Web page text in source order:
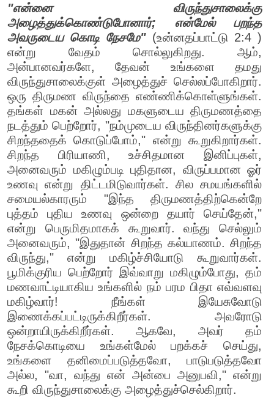
"என்னை விருந்துசாலைக்கு
அழைத்துக்கொண்டுபோனார்; என்மேல் பறந்த
அவருடைய கொடி நேசமே" (உன்னதப்பாட்டு 2:4 )
என்று வேதம் சொல்லுகிறது. ஆம்,
அன்பானவர்களே, தேவன் உங்களை தமது
விருந்துசாலைக்குள் அழைத்துச் செல்லப்போகிறார்.
ஒரு திருமண விருந்தை எண்ணிக்கொள்ளுங்கள்.
தங்கள் மகன் அல்லது மகளுடைய திருமணத்தை
நடத்தும் பெற்றோர், "நம்முடைய விருந்தினர்களுக்கு
சிறந்ததைக் கொடுப்போம்," என்று கூறுகிறார்கள்.
சிறந்த பிரியாணி, உச்சிதமான இனிப்புகள்,
அனைவரும் மகிழும்படி புதிதான, விருப்பமான ஓர்
உணவு என்று திட்டமிடுவார்கள். சில சமயங்களில்
சமையல்காரரும் "இந்த திருமணத்திற்கென்றே
புத்தம் புதிய உணவு ஒன்றை தயார் செய்தேன்,"
என்று பெருமிதமாகக் கூறுவார். வந்து செல்லும்
அனைவரும், "இதுதான் சிறந்த கல்யாணம். சிறந்த
விருந்து," என்று மகிழ்ச்சியோடு கூறுவார்கள்.
பூமிக்குரிய பெற்றோர் இவ்வாறு மகிழும்போது, தம்
மணவாட்டியாகிய உங்களில் நம் பரம பிதா எவ்வளவு
மகிழ்வார்! நீங்கள் இயேசுவோடு
இணைக்கப்பட்டிருக்கிறீர்கள். அவரோடு
ஒன்றாயிருக்கிறீர்கள். ஆகவே, அவர் தம்
நேசக்கொடியை உங்கள்மேல் பறக்கச் செய்து,
உங்களை தனிமைப்படுத்தவோ, பாடுபடுத்தவோ
அல்ல, "வா, வந்து என் அன்பை அனுபவி," என்று
கூறி விருந்துசாலைக்கு அழைத்துச்செல்கிறார்.